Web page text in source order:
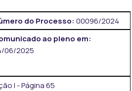
do Processo: 00096/2024
ao pleno em:
06/2025
I - Página 65